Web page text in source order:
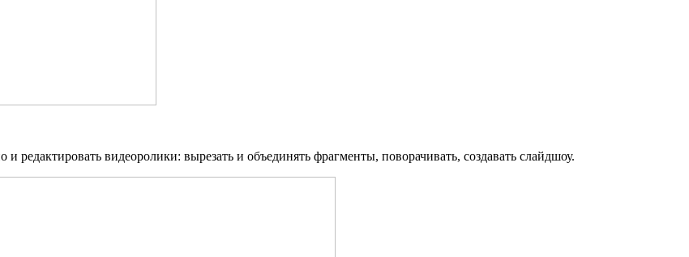
редактировать видеоролики: вырезать и объединять фрагменты, поворачивать, создавать слайдшоу.